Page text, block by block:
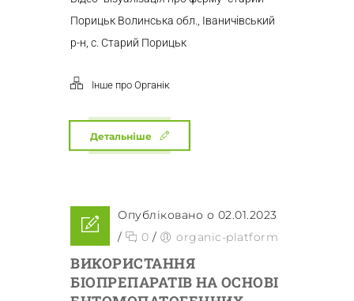
Порицьк Волинська обл., Іваничівський
р-н, с. Старий Порицьк
Інше про Органік
Детальніше
Опубліковано о 02.01.2023
/
0 / organic-platform
ВИКОРИСТАННЯ
БІОПРЕПАРАТІВ НА ОСНОВІ